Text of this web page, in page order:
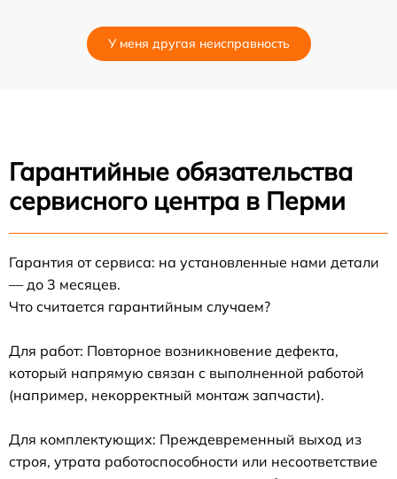
У меня другая неисправность
Гарантийные обязательства
сервисного центра в Перми
Гарантия от сервиса: на установленные нами детали
— до 3 месяцев.
Что считается гарантийным случаем?
Для работ: Повторное возникновение дефекта,
который напрямую связан с выполненной работой
(например, некорректный монтаж запчасти).
Для комплектующих: Преждевременный выход из
строя, утрата работоспособности или несоответствие